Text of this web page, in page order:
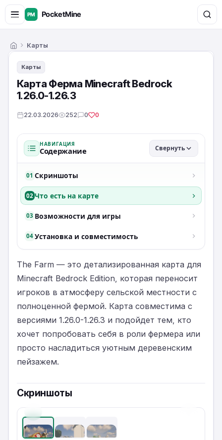
ГлавнаяКарты
Карты
Карта Ферма Minecraft Bedrock
1.26.0-1.26.3
22.03.2026 252 0 0
НАВИГАЦИЯ
Содержание Свернуть
01 Скриншоты
02 Что есть на карте
03 Возможности для игры
04 Установка и совместимость
The Farm — это детализированная карта для
Minecraft Bedrock Edition, которая переносит
игроков в атмосферу сельской местности с
полноценной фермой. Карта совместима с
версиями 1.26.0-1.26.3 и подойдет тем, кто
хочет попробовать себя в роли фермера или
просто насладиться уютным деревенским
пейзажем.
Скриншоты